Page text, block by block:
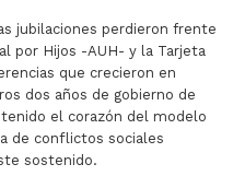
jubilaciones perdieron frente
por Hijos -AUH- y la Tarjeta
que crecieron en
dos años de gobierno de
el corazón del modelo
de conflictos sociales
sostenido.